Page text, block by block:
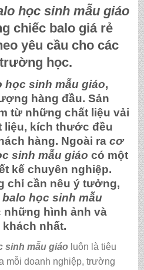
học sinh mẫu giáo
chiếc balo giá rẻ
yêu cầu cho các
học.
học sinh mẫu giáo,
hàng đầu. Sản
từ những chất liệu vải
liệu, kích thước đều
hàng. Ngoài ra cơ
sinh mẫu giáo có một
kế chuyên nghiệp.
chỉ cần nêu ý tưởng,
học sinh mẫu
những hình ảnh và
nhất.
sinh mẫu giáoluôn là tiêu
mỗi doanh nghiệp, trường